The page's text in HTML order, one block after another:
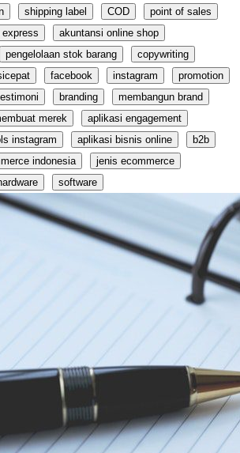
shipping label COD
point of sales
akuntansi online shop
pengelolaan stok barang
copywriting
facebook instagram
promotion
branding
membangun brand
merek
aplikasi engagement
instagram aplikasi bisnis online
b2b
indonesia
jenis ecommerce
software